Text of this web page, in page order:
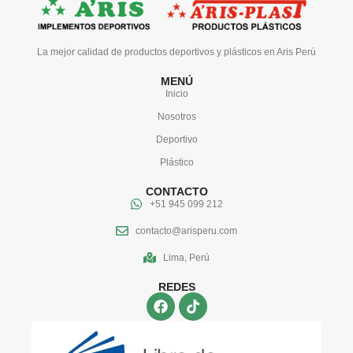
La mejor calidad de productos deportivos y plásticos en Aris Perú
MENÚ
Inicio
Nosotros
Deportivo
Plástico
CONTACTO
+51 945 099 212
contacto@arisperu.com
Lima, Perú
REDES